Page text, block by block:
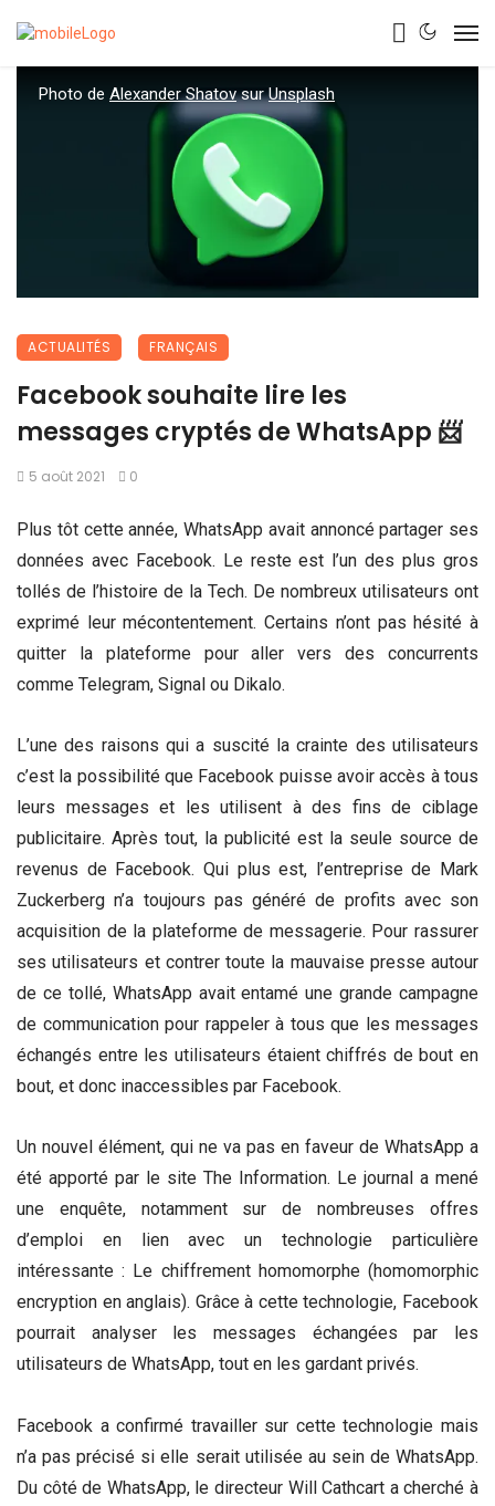
Photo de Alexander ShatovsurUnsplash
ACTUALITÉS FRANÇAIS
Facebook souhaite lire les
messages cryptés de WhatsApp 📨
5 août 2021 0
Plus tôt cette année, WhatsApp avait annoncé partager ses
données avec Facebook. Le reste est l’un des plus gros
tollés de l’histoire de la Tech. De nombreux utilisateurs ont
exprimé leur mécontentement. Certains n’ont pas hésité à
quitter la plateforme pour aller vers des concurrents
comme Telegram, Signal ou Dikalo.
L’une des raisons qui a suscité la crainte des utilisateurs
c’est la possibilité que Facebook puisse avoir accès à tous
leurs messages et les utilisent à des fins de ciblage
publicitaire. Après tout, la publicité est la seule source de
revenus de Facebook. Qui plus est, l’entreprise de Mark
Zuckerberg n’a toujours pas généré de profits avec son
acquisition de la plateforme de messagerie. Pour rassurer
ses utilisateurs et contrer toute la mauvaise presse autour
de ce tollé, WhatsApp avait entamé une grande campagne
de communication pour rappeler à tous que les messages
échangés entre les utilisateurs étaient chiffrés de bout en
bout, et donc inaccessibles par Facebook.
Un nouvel élément, qui ne va pas en faveur de WhatsApp a
été apporté par le site The Information. Le journal a mené
une enquête, notamment sur de nombreuses offres
d’emploi en lien avec un technologie particulière
intéressante : Le chiffrement homomorphe (homomorphic
encryption en anglais). Grâce à cette technologie, Facebook
pourrait analyser les messages échangées par les
utilisateurs de WhatsApp, tout en les gardant privés.
Facebook a confirmé travailler sur cette technologie mais
n’a pas précisé si elle serait utilisée au sein de WhatsApp.
Du côté de WhatsApp, le directeur Will Cathcart a cherché à